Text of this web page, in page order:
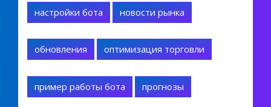
настройки бота новости рынка
обновления оптимизация торговли
пример работы бота прогнозы